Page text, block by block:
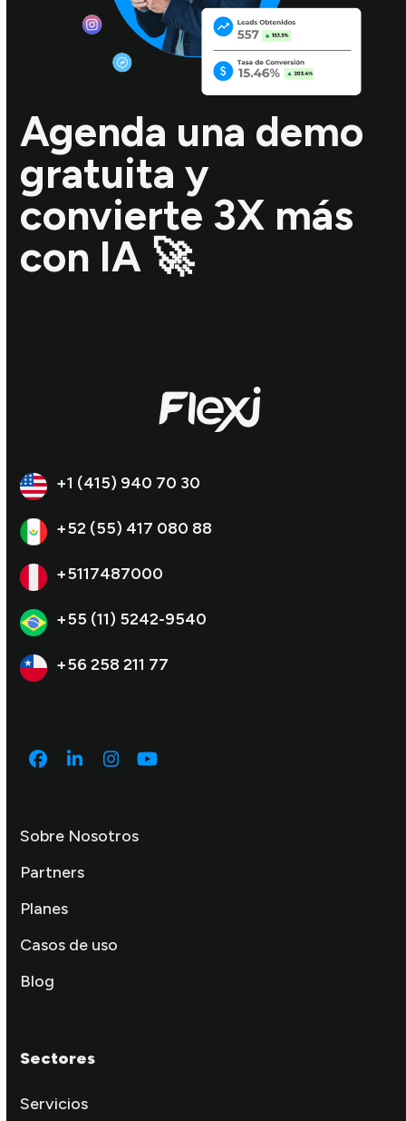
Agenda una demo
gratuita y
convierte 3X más
con IA 🚀
+1 (415) 940 70 30
+52 (55) 417 080 88
+5117487000
+55 (11) 5242-9540
+56 258 211 77
Facebook
LinkedInInstagram
YouTube
Sobre Nosotros
Partners
Planes
Casos de uso
Blog
Sectores
Servicios